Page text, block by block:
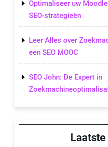
Optimaliseer uw
SEO-strategieën
Leer Alles over
een SEO MOOC
SEO John: De Expert in